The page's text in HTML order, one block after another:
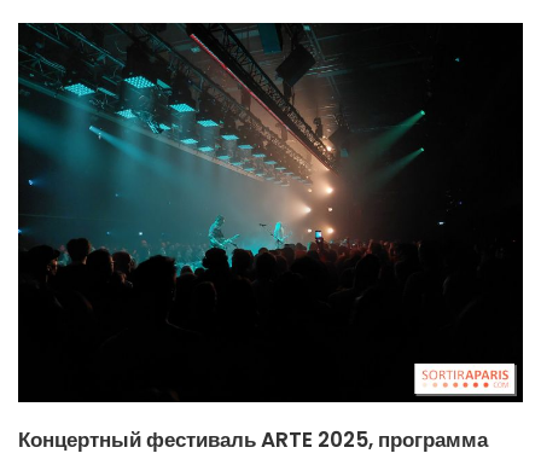
Концертный фестиваль ARTE 2025, программа